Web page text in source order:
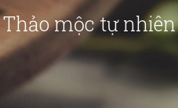
Thảo mộc tự nhiên